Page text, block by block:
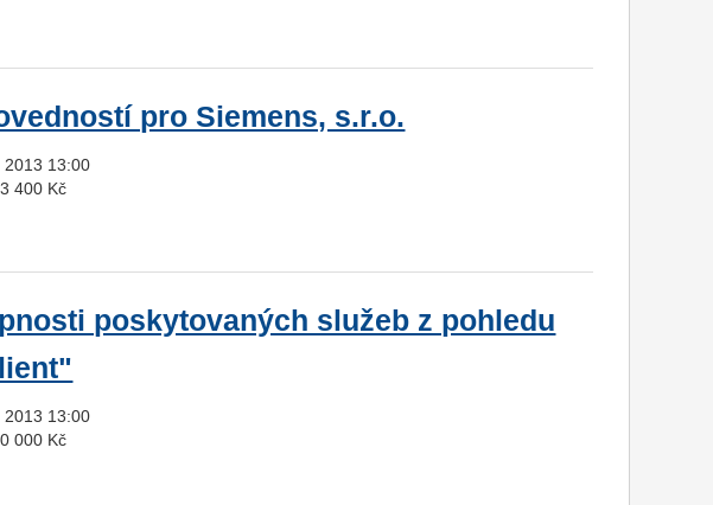
pro Siemens, s.r.o.
13:00
400 Kč
poskytovaných služeb z pohledu
13:00
000 Kč